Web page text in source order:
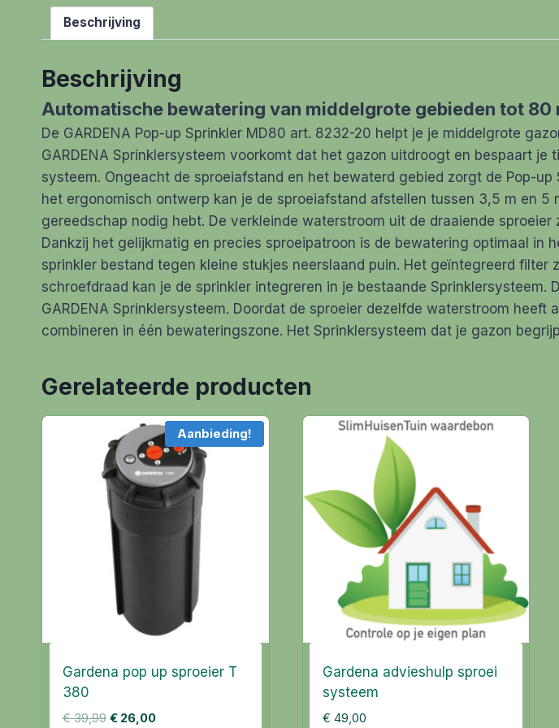
Beschrijving
Beschrijving
Automatische bewatering van middelgrote gebieden tot 80
De GARDENA Pop-up Sprinkler MD80 art. 8232-20 helpt je je middelgrote
GARDENA Sprinklersysteem voorkomt dat het gazon uitdroogt en bespaart
systeem. Ongeacht de sproeiafstand en het bewaterd gebied zorgt de Pop-
het ergonomisch ontwerp kan je de sproeiafstand afstellen tussen 3,5 m en
gereedschap nodig hebt. De verkleinde waterstroom uit de draaiende
Dankzij het gelijkmatig en precies sproeipatroon is de bewatering optimaal in
sprinkler bestand tegen kleine stukjes neerslaand puin. Het geïntegreerd
schroefdraad kan je de sprinkler integreren in je bestaande
GARDENA Sprinklersysteem. Doordat de sproeier dezelfde waterstroom
combineren in één bewateringszone. Het Sprinklersysteem dat je gazon
Gerelateerde producten
Aanbieding!
Gardena pop up sproeier T
380
€39,99 Oorspronkelijke
€26,00Huidige
Gardena advieshulp sproei
systeem
€ 49,00